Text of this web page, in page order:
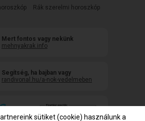
Rák szerelmi horoszkóp
Mert fontos vagy nekünk
mehnyakrak.info
Segítség, ha bajban vagy
randivonal.hu/a-nok-vedelmeben
sütiket (cookie) használunk a